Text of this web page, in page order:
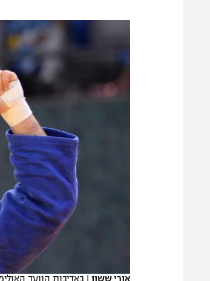
תקנון משתתפים וזוכים בפרסים
תקנון עבור פעילות אלקטרה
תקנון עבור פעילות ספורט 1 – "מרלן"
מדיניות פרטיות
תקנון פעילות ספורט 1
רשיון להקרנה פומבית לבית עסק
הצטרפות לחבילת הערוצים
המגזיןאורי ששון | באדיבות הוועד